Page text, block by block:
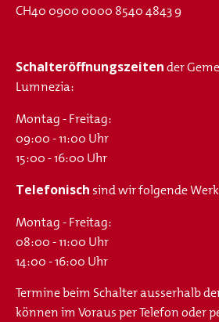
CH40 0900 0000 8540 4843 9
Schalteröffnungszeitender
Lumnezia:
Montag - Freitag:
09:00 - 11:00 Uhr
15:00 - 16:00 Uhr
Telefonischsind wir folgende
Montag - Freitag:
08:00 - 11:00 Uhr
14:00 - 16:00 Uhr
Termine beim Schalter ausserhalb
können im Voraus per Telefon oder